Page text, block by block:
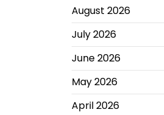
August 2026
July 2026
June 2026
May 2026
April 2026